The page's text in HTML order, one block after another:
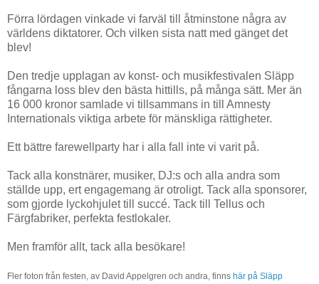
Förra lördagen vinkade vi farväl till åtminstone några av
världens diktatorer. Och vilken sista natt med gänget det
blev!
Den tredje upplagan av konst- och musikfestivalen Släpp
fångarna loss blev den bästa hittills, på många sätt. Mer än
16 000 kronor samlade vi tillsammans in till Amnesty
Internationals viktiga arbete för mänskliga rättigheter.
Ett bättre farewellparty har i alla fall inte vi varit på.
Tack alla konstnärer, musiker, DJ:s och alla andra som
ställde upp, ert engagemang är otroligt. Tack alla sponsorer,
som gjorde lyckohjulet till succé. Tack till Tellus och
Färgfabriker, perfekta festlokaler.
Men framför allt, tack alla besökare!
Fler foton från festen, av David Appelgren och andra, finns här på Släpp